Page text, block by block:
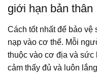
giới hạn bản thân
Cách tốt nhất để bảo
nạp vào cơ thể. Mỗi
thuộc vào cơ địa và sức
cảm thấy đủ và luôn